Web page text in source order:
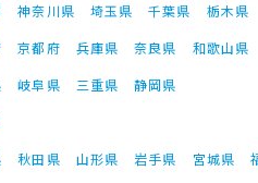
神奈川県 埼玉県 千葉県 栃木県
京都府 兵庫県 奈良県 和歌山県
岐阜県 三重県
静岡県
秋田県 山形県 岩手県 宮城県